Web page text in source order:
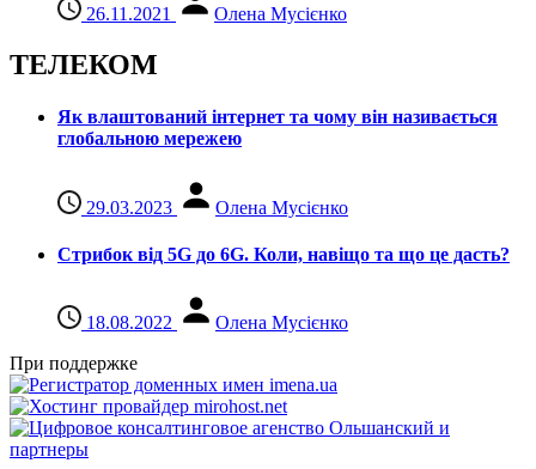
26.11.2021 Олена Мусієнко
ТЕЛЕКОМ
Як влаштований інтернет та чому він називається
глобальною мережею
29.03.2023 Олена Мусієнко
Стрибок від 5G до 6G. Коли, навіщо та що це даcть?
18.08.2022
Олена Мусієнко
При поддержке